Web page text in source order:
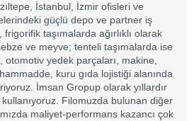
İstanbul, İzmir ofisleri ve
güçlü depo ve partner iş
taşımalarda ağırlıklı olarak
ve meyve; tenteli taşımalarda ise
yedek parçaları, makine,
kuru gıda lojistiği alanında
İmsan Gropup olarak yıllardır
Filomuzda bulunan diğer
maliyet-performans kazancı çok